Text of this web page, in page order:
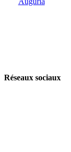
Réseaux sociaux